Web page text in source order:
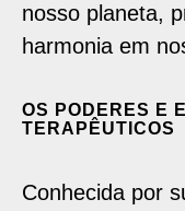
nosso planeta,
harmonia em
OS PODERES E
TERAPÊUTICOS
Conhecida por